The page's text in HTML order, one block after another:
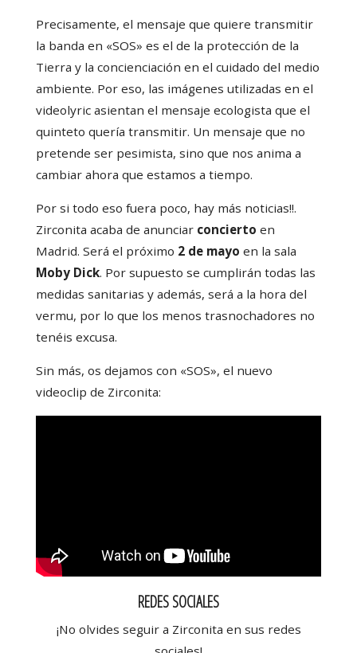
Precisamente, el mensaje que quiere transmitir
la banda en «SOS» es el de la protección de la
Tierra y la concienciación en el cuidado del medio
ambiente. Por eso, las imágenes utilizadas en el
videolyric asientan el mensaje ecologista que el
quinteto quería transmitir. Un mensaje que no
pretende ser pesimista, sino que nos anima a
cambiar ahora que estamos a tiempo.
Por si todo eso fuera poco, hay más noticias!!.
Zirconita acaba de anunciar concierto en
Madrid. Será el próximo 2 de mayo en la sala
Moby Dick. Por supuesto se cumplirán todas las
medidas sanitarias y además, será a la hora del
vermu, por lo que los menos trasnochadores no
tenéis excusa.
Sin más, os dejamos con «SOS», el nuevo
videoclip de Zirconita:
REDES SOCIALES
¡No olvides seguir a Zirconita en sus redes